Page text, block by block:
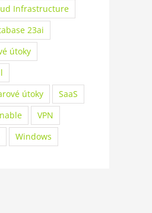
Infrastructure
23ai
útoky
útoky
SaaS
VPN
Windows